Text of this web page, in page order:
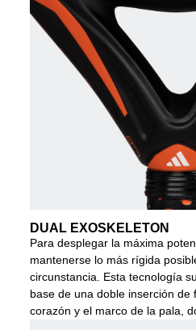
DUAL EXOSKELETON
Para desplegar la máxima
mantenerse lo más rígida
circunstancia. Esta tecnología
base de una doble inserción de
corazón y el marco de la pala,